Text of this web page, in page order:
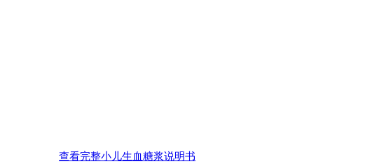
查看完整小儿生血糖浆说明书